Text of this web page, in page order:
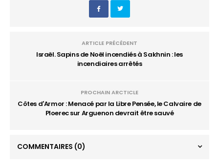
ARTICLE PRÉCÉDENT
Israël. Sapins de Noël incendiés à Sakhnin : les
incendiaires arrêtés
PROCHAIN ARCTICLE
Côtes d'Armor : Menacé par la Libre Pensée, le Calvaire de
Ploerec sur Arguenon devrait être sauvé
COMMENTAIRES (0)